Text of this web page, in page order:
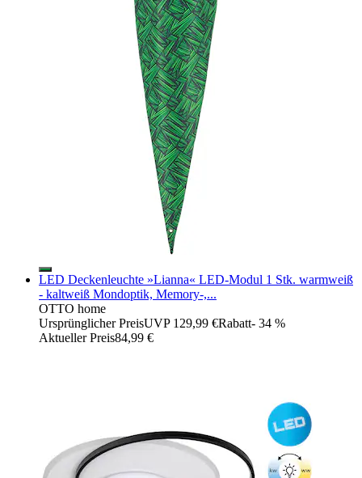
LED Deckenleuchte »Lianna« LED-Modul 1 Stk. warmweiß
- kaltweiß Mondoptik, Memory-,...
OTTO home
Ursprünglicher PreisUVP 129,99 €Rabatt- 34 %
Aktueller Preis84,99 €